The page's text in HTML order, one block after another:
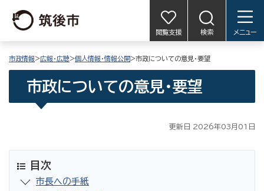
閲覧支援 検索 メニュー
市政情報>広報・広聴>個人情報・情報公開>市政についての意見・要望
市政についての意見・要望
更新日 2026年03月01日
目次
市長への手紙